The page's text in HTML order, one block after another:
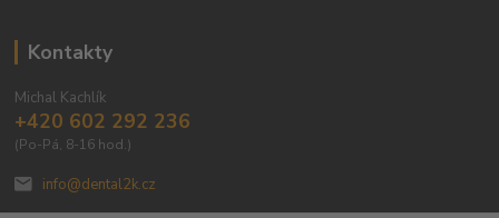
Kontakty
Michal Kachlík
+420 602 292 236
(Po-Pá, 8-16 hod.)
info@dental2k.cz